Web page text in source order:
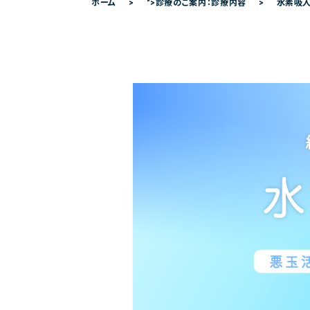
ホーム ">診療のご案内：診療内容 水素吸